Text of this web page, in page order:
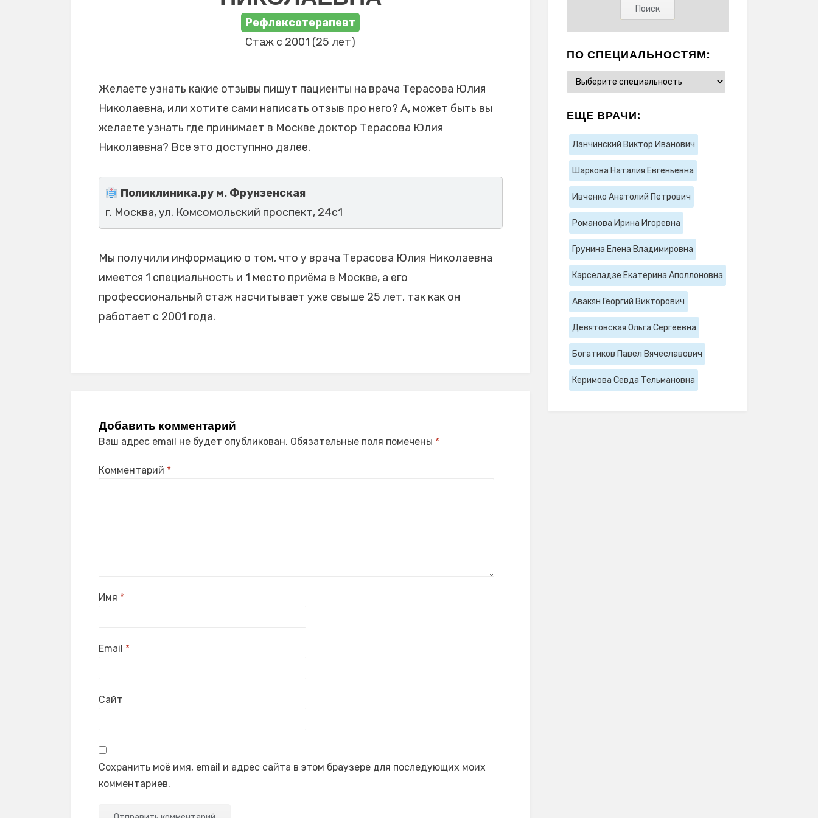
Рефлексотерапевт
Стаж с 2001 (25 лет)
Желаете узнать какие отзывы пишут пациенты на врача Терасова Юлия
Николаевна, или хотите сами написать отзыв про него? А, может быть вы
желаете узнать где принимает в Москве доктор Терасова Юлия
Николаевна? Все это доступнно далее.
Поликлиника.ру м. Фрунзенская
г. Москва, ул. Комсомольский проспект, 24с1
Мы получили информацию о том, что у врача Терасова Юлия Николаевна
имеется 1 специальность и 1 место приёма в Москве, а его
профессиональный стаж насчитывает уже свыше 25 лет, так как он
работает с 2001 года.
Добавить комментарий
Ваш адрес email не будет опубликован. Обязательные поля помечены *
Комментарий *
Имя *
Email *
Сайт
Сохранить моё имя, email и адрес сайта в этом браузере для последующих моих
комментариев.
ПО СПЕЦИАЛЬНОСТЯМ:
ЕЩЕ ВРАЧИ:
Ланчинский Виктор Иванович
Шаркова Наталия Евгеньевна
Ивченко Анатолий Петрович
Романова Ирина Игоревна
Грунина Елена Владимировна
Карселадзе Екатерина Аполлоновна
Авакян Георгий Викторович
Девятовская Ольга Сергеевна
Богатиков Павел Вячеславович
Керимова Севда Тельмановна